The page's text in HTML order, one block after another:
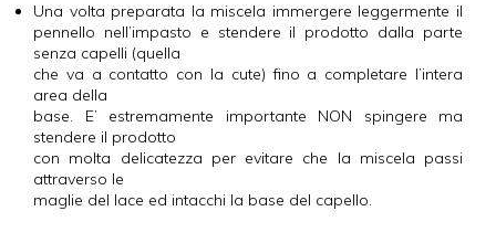
Una volta preparata la miscela immergere leggermente il
pennello nell’impasto e stendere il prodotto dalla parte
senza capelli (quella
che va a contatto con la cute) fino a completare l’intera
area della
base. E’ estremamente importante NON spingere ma
stendere il prodotto
con molta delicatezza per evitare che la miscela passi
attraverso le
maglie del lace ed intacchi la base del capello.